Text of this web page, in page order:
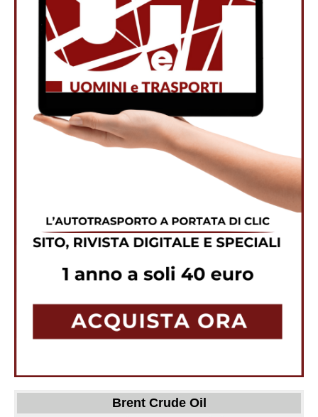
Brent Crude Oil